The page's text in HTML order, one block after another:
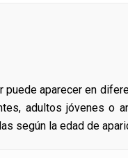
aparecer en
adultos jóvenes o
según la edad de